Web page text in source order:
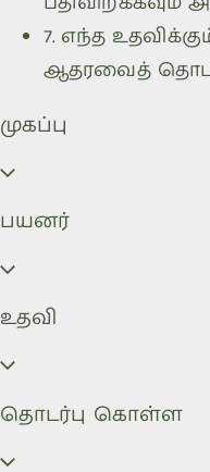
7. எந்த
ஆதரவைத்
முகப்பு
பயனர்
உதவி
தொடர்பு கொள்ள